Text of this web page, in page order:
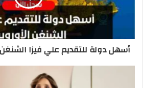
أسهل دولة للتقديم علي فيزا